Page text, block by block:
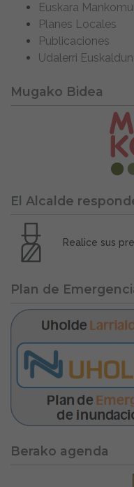
Euskara
Planes Locales
Publicaciones
Udalerri
Mugako Bidea
El Alcalde
Realice sus
Plan de
Berako agenda